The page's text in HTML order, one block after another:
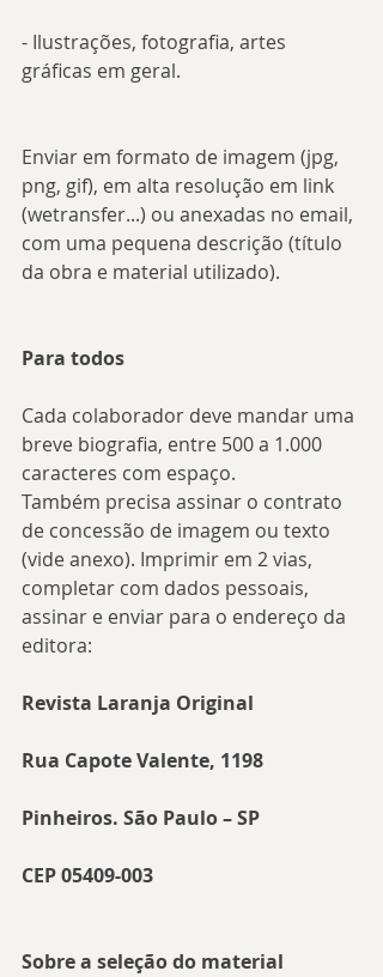
- Ilustrações, fotografia, artes
gráficas em geral.
Enviar em formato de imagem (jpg,
png, gif), em alta resolução em link
(wetransfer...) ou anexadas no email,
com uma pequena descrição (título
da obra e material utilizado).
Para todos
Cada colaborador deve mandar uma
breve biografia, entre 500 a 1.000
caracteres com espaço.
Também precisa assinar o contrato
de concessão de imagem ou texto
(vide anexo). Imprimir em 2 vias,
completar com dados pessoais,
assinar e enviar para o endereço da
editora:
Revista Laranja Original
Rua Capote Valente, 1198
Pinheiros. São Paulo – SP
CEP 05409-003
Sobre a seleção do material